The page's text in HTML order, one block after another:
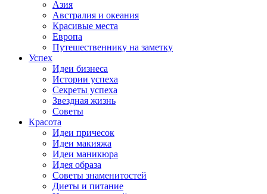
Азия
Австралия и океания
Красивые места
Европа
Путешественнику на заметку
Успех
Идеи бизнеса
Истории успеха
Секреты успеха
Звездная жизнь
Советы
Красота
Идеи причесок
Идеи макияжа
Идеи маникюра
Идея образа
Советы знаменитостей
Диеты и питание